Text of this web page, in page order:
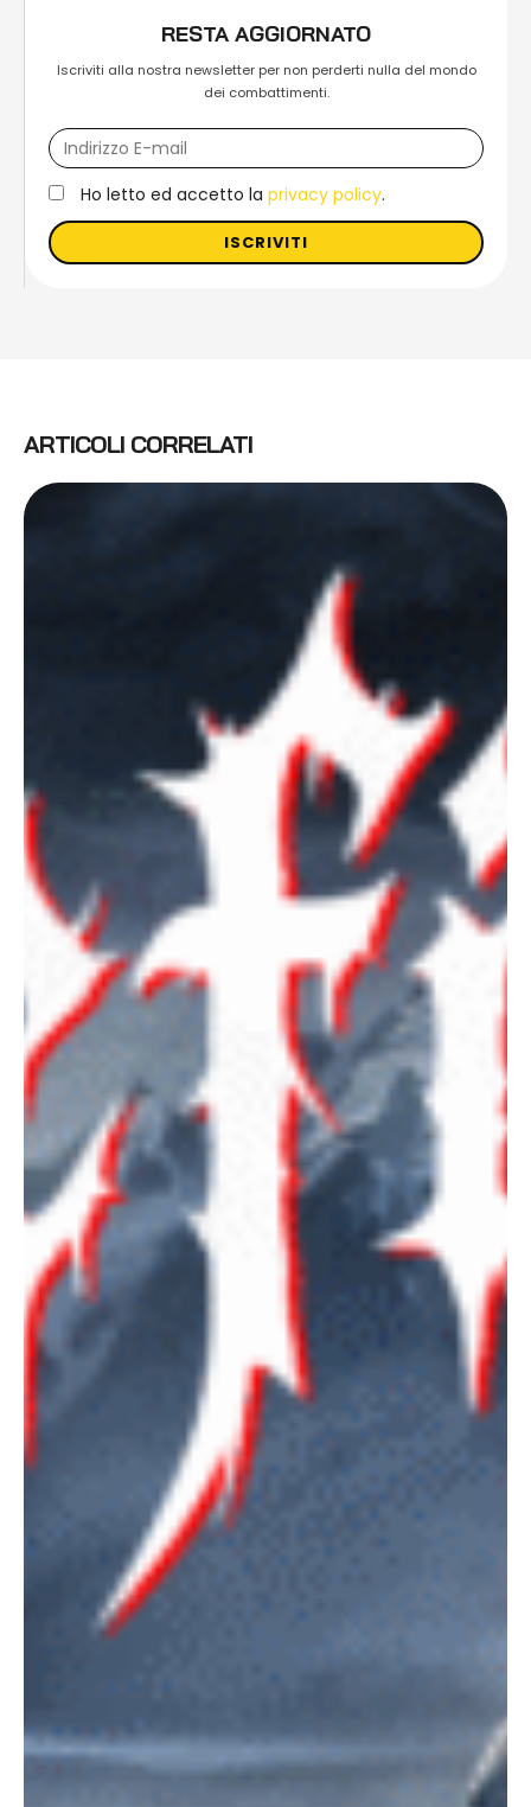
RESTA AGGIORNATO
Iscriviti alla nostra newsletter per non perderti nulla del mondo
dei combattimenti.
Ho letto ed accetto la privacy policy.
ISCRIVITI
ARTICOLI CORRELATI